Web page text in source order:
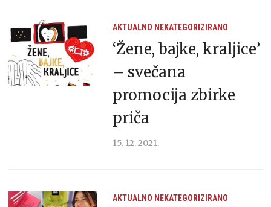
AKTUALNO NEKATEGORIZIRANO
‘Žene, bajke, kraljice’
– svečana
promocija zbirke
priča
15. 12. 2021.
AKTUALNO NEKATEGORIZIRANO